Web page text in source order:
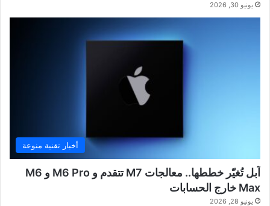
يونيو 30, 2026
أخبار تقنية منوعة
آبل تُغيّر خططها.. معالجات M7 تتقدم و M6 Pro و M6
Max خارج الحسابات
يونيو 28, 2026